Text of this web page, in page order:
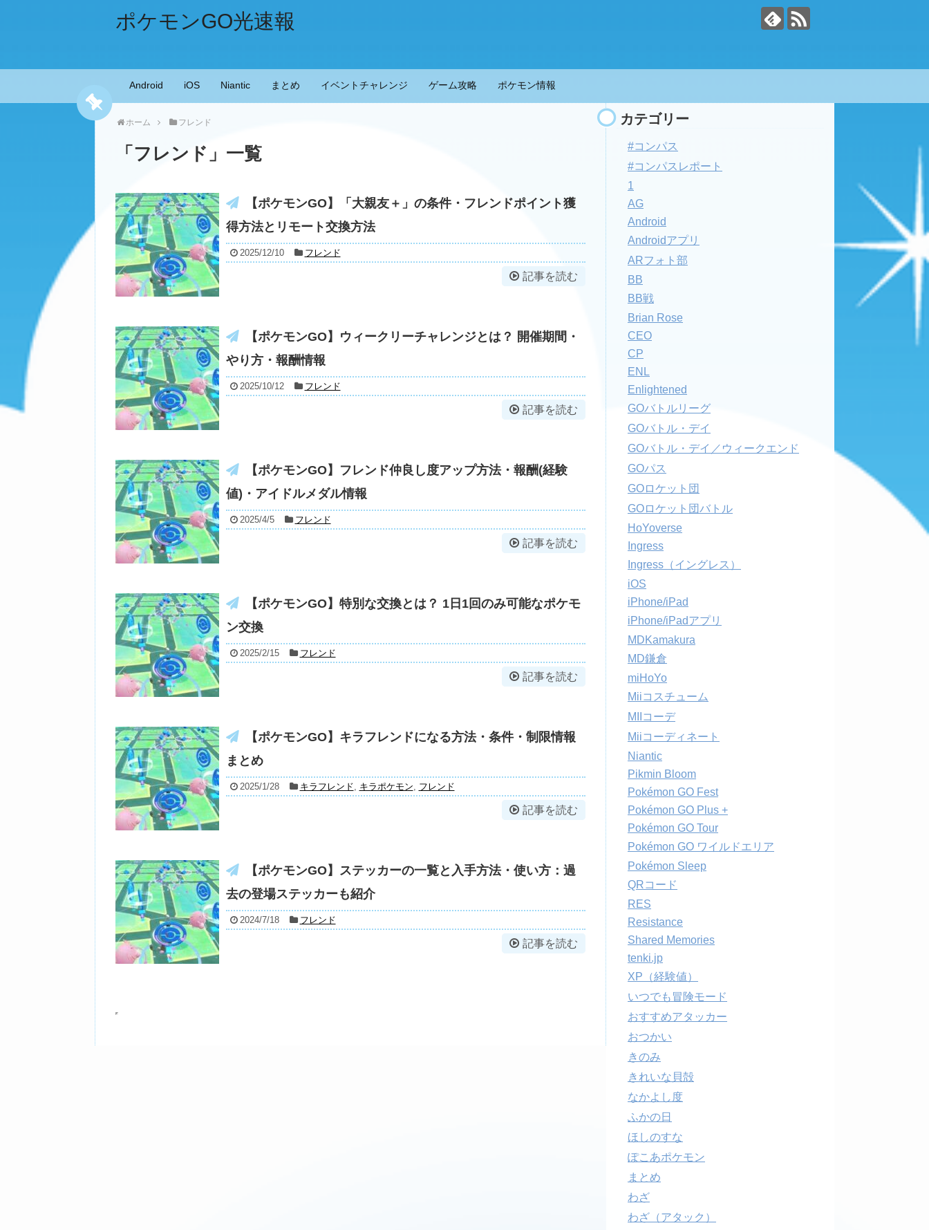
ポケモンGO光速報
Android iOS Niantic まとめ イベントチャレンジ ゲーム攻略 ポケモン情報
ホーム フレンド
「 フレンド 」 一覧
【ポケモンGO】「大親友＋」の条件・フレンドポイント獲
得方法とリモート交換方法
2025/12/10 フレンド
記事を読む
【ポケモンGO】ウィークリーチャレンジとは？ 開催期間・
やり方・報酬情報
2025/10/12 フレンド
記事を読む
【ポケモンGO】フレンド仲良し度アップ方法・報酬(経験
値)・アイドルメダル情報
2025/4/5 フレンド
記事を読む
【ポケモンGO】特別な交換とは？ 1日1回のみ可能なポケモ
ン交換
2025/2/15 フレンド
記事を読む
【ポケモンGO】キラフレンドになる方法・条件・制限情報
まとめ
2025/1/28 キラフレンド, キラポケモン, フレンド
記事を読む
【ポケモンGO】ステッカーの一覧と入手方法・使い方：過
去の登場ステッカーも紹介
2024/7/18 フレンド
記事を読む
カテゴリー
#コンパス
#コンパスレポート
1
AG
Android
Androidアプリ
ARフォト部
BB
BB戦
Brian Rose
CEO
CP
ENL
Enlightened
GOバトルリーグ
GOバトル・デイ
GOバトル・デイ／ウィークエンド
GOパス
GOロケット団
GOロケット団バトル
HoYoverse
Ingress
Ingress（イングレス）
iOS
iPhone/iPad
iPhone/iPadアプリ
MDKamakura
MD鎌倉
miHoYo
Miiコスチューム
MIIコーデ
Miiコーディネート
Niantic
Pikmin Bloom
Pokémon GO Fest
Pokémon GO Plus +
Pokémon GO Tour
Pokémon GO ワイルドエリア
Pokémon Sleep
QRコード
RES
Resistance
Shared Memories
tenki.jp
XP（経験値）
いつでも冒険モード
おすすめアタッカー
おつかい
きのみ
きれいな貝殻
なかよし度
ふかの日
ほしのすな
ぽこあポケモン
まとめ
わざ
わざ（アタック）